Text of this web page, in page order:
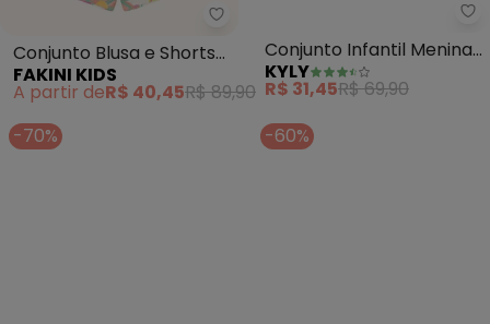
Fakini Kids - Conjunto Blusa e
Conjunto Blusa e Shorts
(Rosa)
FAKINI KIDS
A partir deR$ 40,45R$ 89,90
Conjunto Infantil Menina
Lettering (Pink)
KYLY
R$ 31,45R$ 69,90
-70%
-60%